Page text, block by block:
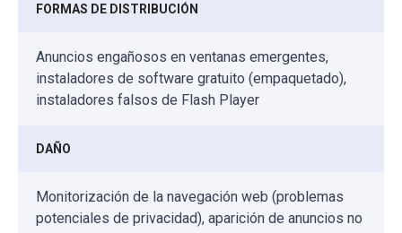
FORMAS DE DISTRIBUCIÓN
Anuncios engañosos en ventanas emergentes,
instaladores de software gratuito (empaquetado),
instaladores falsos de Flash Player
DAÑO
Monitorización de la navegación web (problemas
potenciales de privacidad), aparición de anuncios no